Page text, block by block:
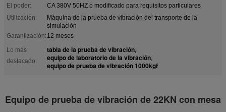
El poder:
CA 380V 50HZ o modificado para requisitos particulares
Utilización:
Máquina de la prueba de vibración del transporte de la
simulación
Garantización: 12 meses
Lo más
destacado:
tabla de la prueba de vibración,
equipo de laboratorio de la vibración,
equipo de prueba de vibración 1000kgf
Equipo de prueba de vibración de 22KN con mesa